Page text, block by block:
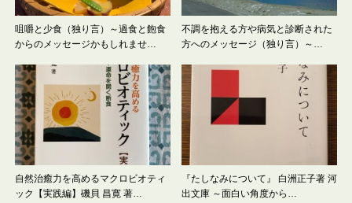
咀嚼と少食（独り言）～過食と飽食
からのメッセージかもしれませ…
不調を抱える方や病気と診断された
方へのメッセージ（独り言）～…
自然治癒力を高めるマクロビオティ
ック【実践編】磯貝 昌寛 著…
『たしなみについて』 白洲正子著 河
出文庫 ～面白い角度から…